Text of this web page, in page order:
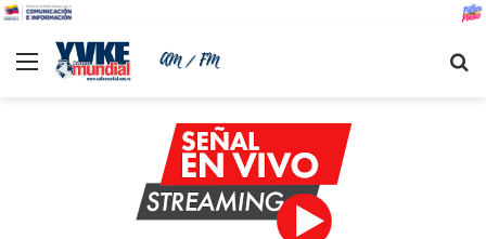
Menu